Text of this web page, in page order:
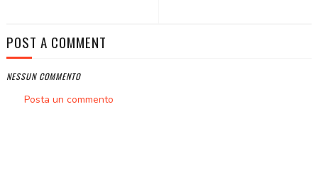
POST A COMMENT
NESSUN COMMENTO
Posta un commento